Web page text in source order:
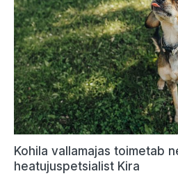
Kohila vallamajas toimetab
heatujuspetsialist Kira